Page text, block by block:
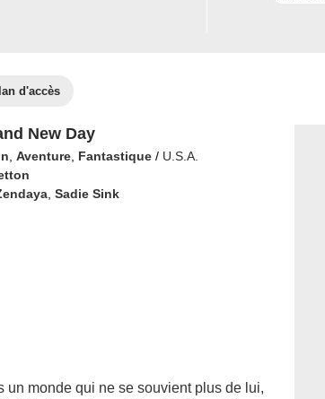
d'accès
New Day
Aventure, Fantastique / U.S.A.
, Sadie Sink
un monde qui ne se souvient plus de lui,